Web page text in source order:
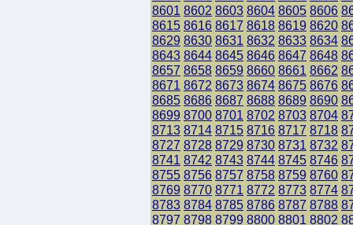
8601 8602 8603 8604 8605 8606
8615 8616 8617 8618 8619 8620
8629 8630 8631 8632 8633 8634
8643 8644 8645 8646 8647 8648
8657 8658 8659 8660 8661 8662
8671 8672 8673 8674 8675 8676
8685 8686 8687 8688 8689 8690
8699 8700 8701 8702 8703 8704
8713 8714 8715 8716 8717 8718
8727 8728 8729 8730 8731 8732
8741 8742 8743 8744 8745 8746
8755 8756 8757 8758 8759 8760
8769 8770 8771 8772 8773 8774
8783 8784 8785 8786 8787 8788
8797 8798 8799 8800 8801 8802